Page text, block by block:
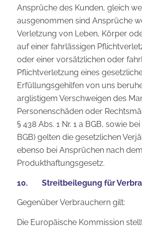
Ansprüche des Kunden, gleich
ausgenommen sind Ansprüche
Verletzung von Leben, Körper
auf einer fahrlässigen
oder einer vorsätzlichen oder
Pflichtverletzung eines
Erfüllungsgehilfen von uns
arglistigem Verschweigen des
Personenschäden oder
§ 438 Abs. 1 Nr. 1 a BGB, sowie
BGB) gelten die gesetzlichen
ebenso bei Ansprüchen nach dem
Produkthaftungsgesetz.
10. Streitbeilegung für
Gegenüber Verbrauchern gilt:
Die Europäische Kommission